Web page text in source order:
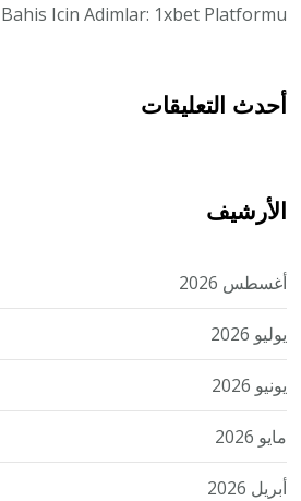
Icin Adimlar: 1xbet Platformu
أحدث التعليقات
الأرشيف
أغسطس 2026
يوليو 2026
يونيو 2026
مايو 2026
أبريل 2026